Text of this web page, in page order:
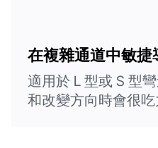
在複雜通道中敏捷
適用於 L 型或 S 型
和改變方向時會很吃